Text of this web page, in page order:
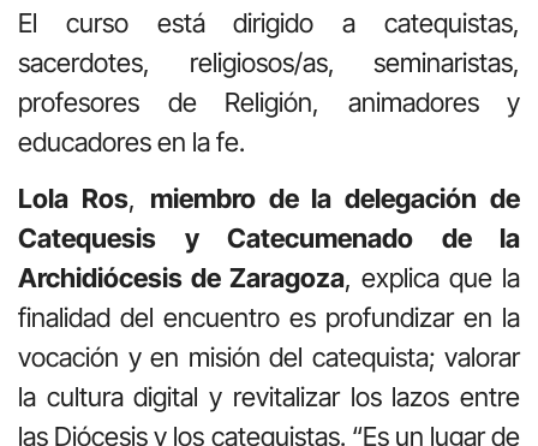
El curso está dirigido a catequistas,
sacerdotes, religiosos/as, seminaristas,
profesores de Religión, animadores y
educadores en la fe.
Lola Ros, miembro de la delegación de
Catequesis y Catecumenado de la
Archidiócesis de Zaragoza, explica que la
finalidad del encuentro es profundizar en la
vocación y en misión del catequista; valorar
la cultura digital y revitalizar los lazos entre
las Diócesis y los catequistas. “Es un lugar de